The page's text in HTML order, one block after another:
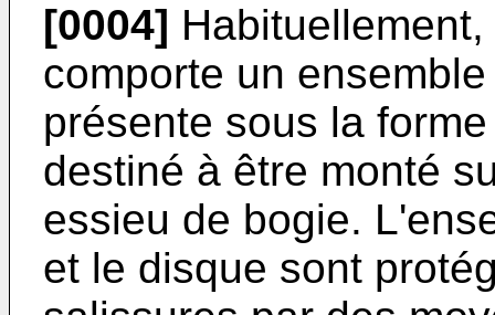
[0004]
comporte un
présente sous la
destiné à être monté
essieu de bogie.
et le disque sont